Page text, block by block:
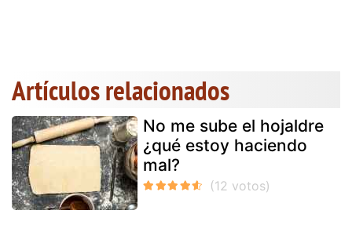
Artículos relacionados
No me sube el hojaldre
¿qué estoy haciendo
mal?